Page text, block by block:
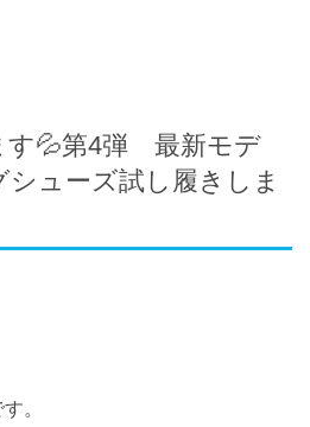
す💦第4弾 最新モデ
ューズ試し履きしま
。